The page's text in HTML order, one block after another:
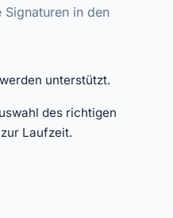
Signaturen in den
unterstützt.
des richtigen
Laufzeit.